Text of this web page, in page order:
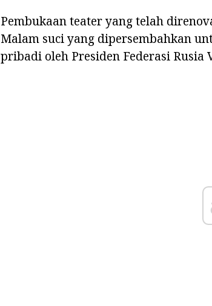
Pembukaan teater yang telah
Malam suci yang dipersembahkan
pribadi oleh Presiden Federasi Rusia